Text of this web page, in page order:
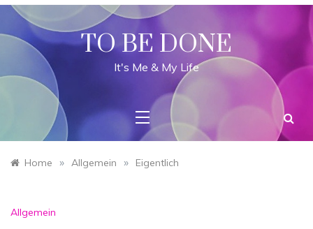
Skip
content
TO BE DONE
It's Me & My Life
Home » Allgemein » Eigentlich
Allgemein